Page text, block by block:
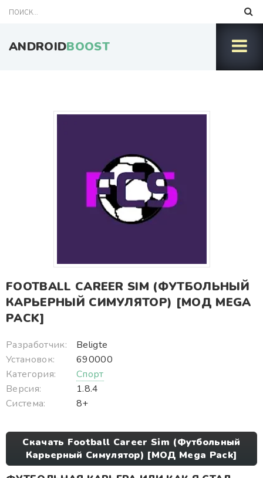
ANDROIDBOOST
FOOTBALL CAREER SIM (ФУТБОЛЬНЫЙ
КАРЬЕРНЫЙ СИМУЛЯТОР) [МОД MEGA
PACK]
Разработчик:
Beligte
Установок:
690000
Категория:
Спорт
Версия:
1.8.4
Система:
8+
Скачать Football Career Sim (Футбольный
Карьерный Симулятор) [МОД Mega Pack]